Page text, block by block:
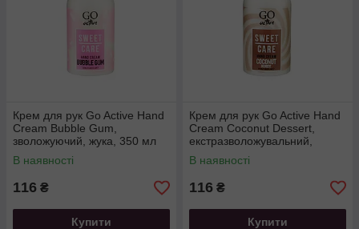
Крем для рук Go Active Hand
Cream Bubble Gum,
зволожуючий, жука, 350 мл
В наявності
116 ₴
Купити
Крем для рук Go Active Hand
Cream Coconut Dessert,
екстразволожувальний,
кокосовий десерт, 350 мл
В наявності
116 ₴
Купити